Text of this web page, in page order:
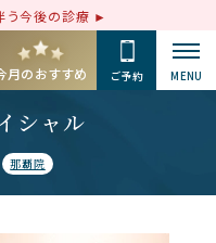
う今後の診療
月のおすすめ ご予約 MENU
シャル
那覇院